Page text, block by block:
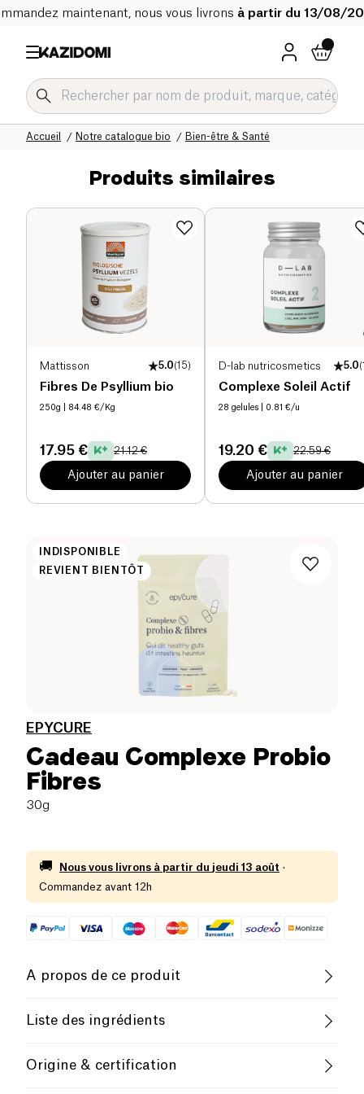
maintenant, nous vous livrons à partir du 13/08/
Bien-être & Santé
Notre catalogue bio
Accueil
Produits similaires
Mattisson 5.0(15)
Fibres De Psyllium bio
250g | 84.48 €/Kg
17.95 € 21.12 €
Ajouter au panier
D-lab nutricosmetics 5.0(
Complexe Soleil Actif
28 gelules | 0.81 €/u
19.20 € 22.59 €
Ajouter au panier
INDISPONIBLE
REVIENT BIENTÔT
EPYCURE
Cadeau Complexe Probio
Fibres
30g
🚚 Nous vous livrons à partir du jeudi 13 août ·
Commandez avant 12h
A propos de ce produit
Vegan Sans gluten (ingrédients)
Liste des ingrédients
AR*) - Inuline extraite du bulbe d'agave (Agava
Origine & certification